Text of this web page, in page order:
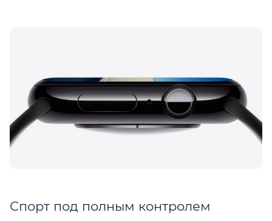
Спорт под полным контролем